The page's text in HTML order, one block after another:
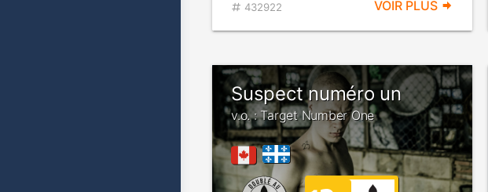
432922 VOIR PLUS
Suspect numéro un
v.o. : Target Number One